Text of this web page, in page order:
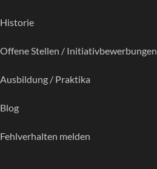
Historie
Offene Stellen / Initiativbewerbungen
Ausbildung / Praktika
Blog
Fehlverhalten melden